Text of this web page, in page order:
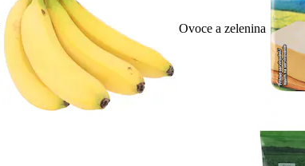
Ovoce a zelenina